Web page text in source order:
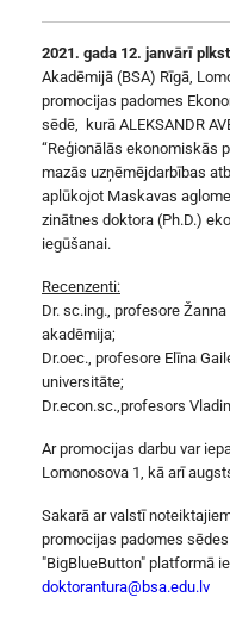
2021. gada 12. janvārī
Akadēmijā (BSA) Rīgā,
promocijas padomes
sēdē, kurā ALEKSANDR
“Reģionālās ekonomiskās
mazās uzņēmējdarbības
aplūkojot Maskavas
zinātnes doktora (Ph.D.)
iegūšanai.
Recenzenti:
Dr. sc.ing., profesore
akadēmija;
Dr.oec., profesore Elīna
universitāte;
Dr.econ.sc.,profesors
Ar promocijas darbu var
Lomonosova 1, kā arī
Sakarā ar valstī
promocijas padomes
"BigBlueButton" platformā
doktorantura@bsa.edu.lv